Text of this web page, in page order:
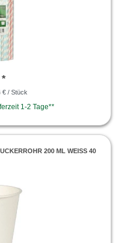
*
€ / Stück
1-2 Tage**
200 ML WEISS 40